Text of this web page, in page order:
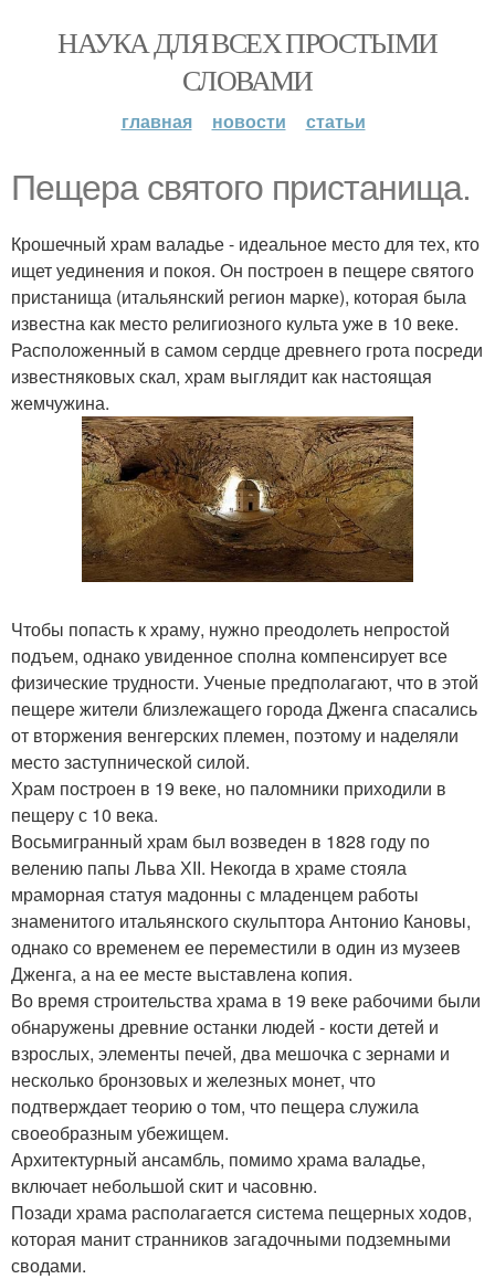
НАУКА ДЛЯ ВСЕХ ПРОСТЫМИ
СЛОВАМИ
главная новости статьи
Пещера святого пристанища.
Крошечный храм валадье - идеальное место для тех, кто
ищет уединения и покоя. Он построен в пещере святого
пристанища (итальянский регион марке), которая была
известна как место религиозного культа уже в 10 веке.
Расположенный в самом сердце древнего грота посреди
известняковых скал, храм выглядит как настоящая
жемчужина.
Чтобы попасть к храму, нужно преодолеть непростой
подъем, однако увиденное сполна компенсирует все
физические трудности. Ученые предполагают, что в этой
пещере жители близлежащего города Дженга спасались
от вторжения венгерских племен, поэтому и наделяли
место заступнической силой.
Храм построен в 19 веке, но паломники приходили в
пещеру с 10 века.
Восьмигранный храм был возведен в 1828 году по
велению папы Льва ХІІ. Некогда в храме стояла
мраморная статуя мадонны с младенцем работы
знаменитого итальянского скульптора Антонио Кановы,
однако со временем ее переместили в один из музеев
Дженга, а на ее месте выставлена копия.
Во время строительства храма в 19 веке рабочими были
обнаружены древние останки людей - кости детей и
взрослых, элементы печей, два мешочка с зернами и
несколько бронзовых и железных монет, что
подтверждает теорию о том, что пещера служила
своеобразным убежищем.
Архитектурный ансамбль, помимо храма валадье,
включает небольшой скит и часовню.
Позади храма располагается система пещерных ходов,
которая манит странников загадочными подземными
сводами.